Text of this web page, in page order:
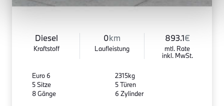
Diesel
Kraftstoff
0km
Laufleistung
893.1€
mtl. Rate
inkl. MwSt.
Euro 6
5 Sitze
8 Gänge
2315kg
5 Türen
6 Zylinder